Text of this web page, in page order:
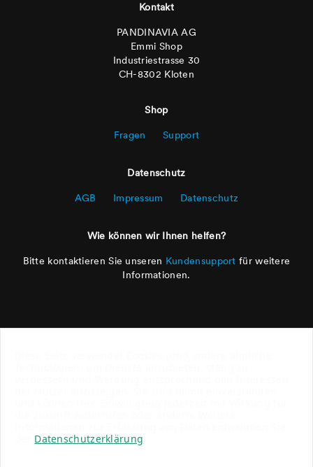
Kontakt
PANDINAVIA AG
Emmi Shop
Industriestrasse 30
CH-8302 Kloten
Shop
Fragen
Support
Datenschutz
AGB
Impressum Datenschutz
Wie können wir Ihnen helfen?
Bitte kontaktieren Sie unseren Kundensupport für weitere
Informationen.
Datenschutzerklärung